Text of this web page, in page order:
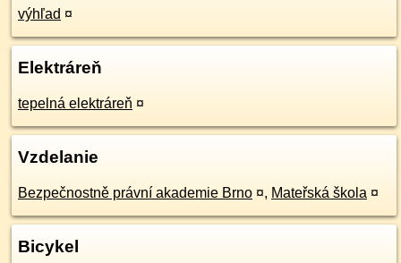
výhľad ¤
Elektráreň
tepelná elektráreň ¤
Vzdelanie
Bezpečnostně právní akademie Brno ¤, Mateřská škola ¤
Bicykel